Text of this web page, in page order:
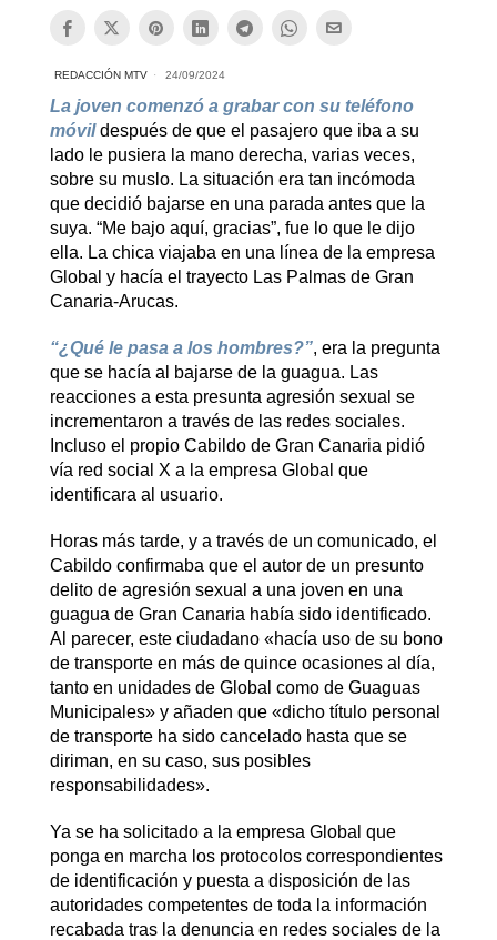
REDACCIÓN MTV 24/09/2024
La joven comenzó a grabar con su teléfono
móvildespués de que el pasajero que iba a su
lado le pusiera la mano derecha, varias veces,
sobre su muslo. La situación era tan incómoda
que decidió bajarse en una parada antes que la
suya. “Me bajo aquí, gracias”, fue lo que le dijo
ella. La chica viajaba en una línea de la empresa
Global y hacía el trayecto Las Palmas de Gran
Canaria-Arucas.
“¿Qué le pasa a los hombres?”, era la pregunta
que se hacía al bajarse de la guagua. Las
reacciones a esta presunta agresión sexual se
incrementaron a través de las redes sociales.
Incluso el propio Cabildo de Gran Canaria pidió
vía red social X a la empresa Global que
identificara al usuario.
Horas más tarde, y a través de un comunicado, el
Cabildo confirmaba que el autor de un presunto
delito de agresión sexual a una joven en una
guagua de Gran Canaria había sido identificado.
Al parecer, este ciudadano «hacía uso de su bono
de transporte en más de quince ocasiones al día,
tanto en unidades de Global como de Guaguas
Municipales» y añaden que «dicho título personal
de transporte ha sido cancelado hasta que se
diriman, en su caso, sus posibles
responsabilidades».
Ya se ha solicitado a la empresa Global que
ponga en marcha los protocolos correspondientes
de identificación y puesta a disposición de las
autoridades competentes de toda la información
recabada tras la denuncia en redes sociales de la